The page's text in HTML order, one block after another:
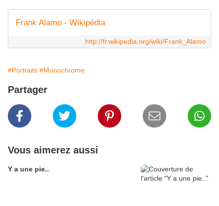
Frank Alamo - Wikipédia
http://fr.wikipedia.org/wiki/Frank_Alamo
#Portraits #Monochrome
Partager
Vous aimerez aussi
Y a une pie..